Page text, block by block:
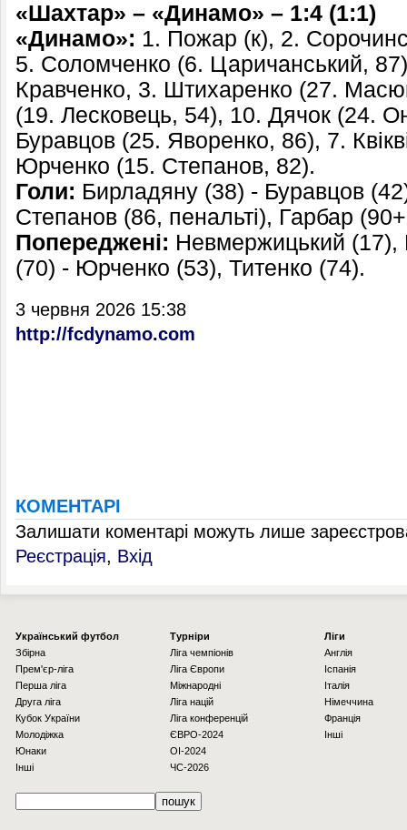
«Шахтар» – «Динамо» – 1:4 (1:1)
«Динамо»: 1. Пожар (к), 2.
5. Соломченко (6. Царичанський,
Кравченко, 3. Штихаренко (27.
(19. Лесковець, 54), 10. Дячок (24.
Буравцов (25. Яворенко, 86), 7.
Юрченко (15. Степанов, 82).
Голи: Бирладяну (38) - Буравцов
Степанов (86, пенальті), Гарбар
Попереджені: Невмержицький (17),
(70) - Юрченко (53), Титенко (74).
3 червня 2026 15:38
http://fcdynamo.com
КОМЕНТАРІ
Залишати коментарі можуть лише
Реєстрація, Вхід
Українcький футбол
Збірна
Прем'єр-ліга
Перша ліга
Друга ліга
Кубок України
Молодіжка
Юнаки
Інші
Турніри
Ліга чемпіонів
Ліга Європи
Міжнародні
Ліга націй
Ліга конференцій
ЄВРО-2024
OI-2024
ЧС-2026
Ліги
Англія
Іспанія
Італія
Німеччина
Франція
Інші